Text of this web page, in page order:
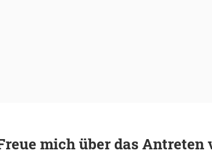
mich über das Antreten